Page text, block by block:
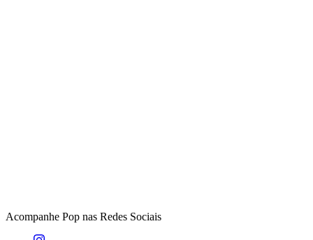
Acompanhe Pop nas Redes Sociais